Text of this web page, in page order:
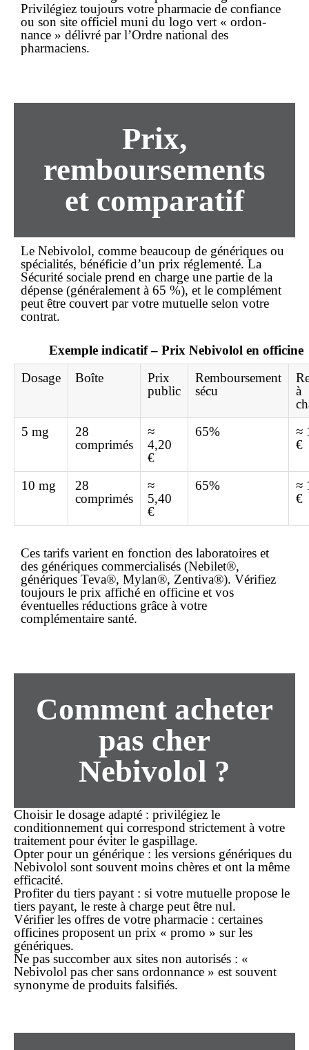
Privilégiez toujours votre pharmacie de confiance
ou son site officiel muni du logo vert « ordon­
nance » délivré par l’Ordre national des
pharmaciens.
Prix,
remboursements
et comparatif
Le Nebivolol, comme beaucoup de génériques ou
spécialités, bénéficie d’un prix réglementé. La
Sécurité sociale prend en charge une partie de la
dépense (généralement à 65 %), et le complément
peut être couvert par votre mutuelle selon votre
contrat.
Exemple indicatif – Prix Nebivolol en officine
Dosage
Boîte
Prix
public
Remboursement
sécu
à
5 mg
28
comprimés
≈
4,20
€
65%
≈
€
10 mg
28
comprimés
≈
5,40
€
65%
≈
€
Ces tarifs varient en fonction des laboratoires et
des génériques commercialisés (Nebilet®,
génériques Teva®, Mylan®, Zentiva®). Vérifiez
toujours le prix affiché en officine et vos
éventuelles réductions grâce à votre
complémentaire santé.
Comment acheter
pas cher
Nebivolol ?
Choisir le dosage adapté : privilégiez le
conditionnement qui correspond strictement à votre
traitement pour éviter le gaspillage.
Opter pour un générique : les versions génériques du
Nebivolol sont souvent moins chères et ont la même
efficacité.
Profiter du tiers payant : si votre mutuelle propose le
tiers payant, le reste à charge peut être nul.
Vérifier les offres de votre pharmacie : certaines
officines proposent un prix « promo » sur les
génériques.
Ne pas succomber aux sites non autorisés : «
Nebivolol pas cher sans ordonnance » est souvent
synonyme de produits falsifiés.